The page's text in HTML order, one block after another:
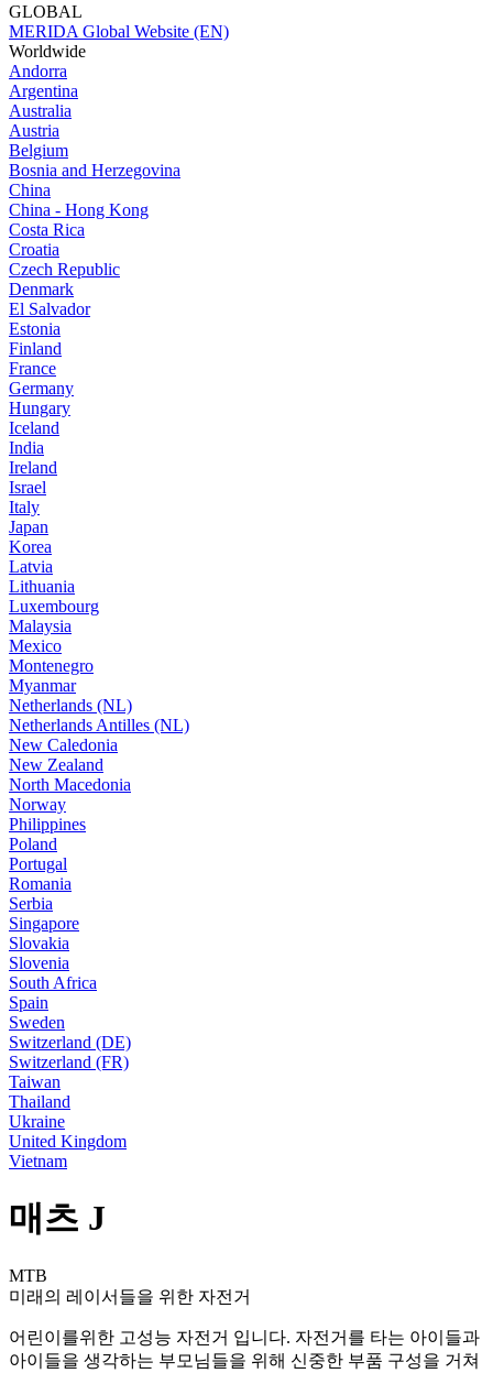
GLOBAL
MERIDA Global Website (EN)
Worldwide
Andorra
Argentina
Australia
Austria
Belgium
Bosnia and Herzegovina
China
China - Hong Kong
Costa Rica
Croatia
Czech Republic
Denmark
El Salvador
Estonia
Finland
France
Germany
Hungary
Iceland
India
Ireland
Israel
Italy
Japan
Korea
Latvia
Lithuania
Luxembourg
Malaysia
Mexico
Montenegro
Myanmar
Netherlands (NL)
Netherlands Antilles (NL)
New Caledonia
New Zealand
North Macedonia
Norway
Philippines
Poland
Portugal
Romania
Serbia
Singapore
Slovakia
Slovenia
South Africa
Spain
Sweden
Switzerland (DE)
Switzerland (FR)
Taiwan
Thailand
Ukraine
United Kingdom
Vietnam
매츠 J
MTB
미래의 레이서들을 위한 자전거
어린이를위한 고성능 자전거 입니다. 자전거를 타는 아이들과
아이들을 생각하는 부모님들을 위해 신중한 부품 구성을 거쳐